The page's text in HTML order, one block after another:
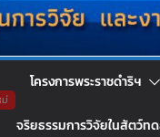
โครงการพระราชดำริฯ
จริยธรรมการวิจัยในสัตว์ท